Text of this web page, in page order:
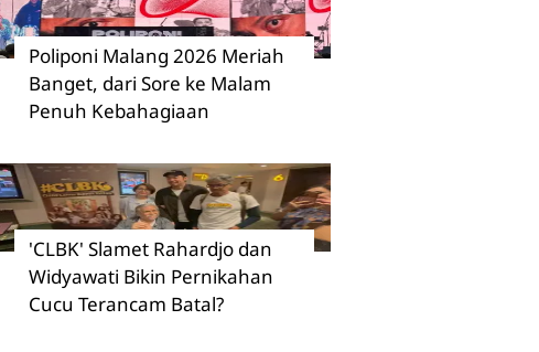
Poliponi Malang 2026 Meriah
Banget, dari Sore ke Malam
Penuh Kebahagiaan
'CLBK' Slamet Rahardjo dan
Widyawati Bikin Pernikahan
Cucu Terancam Batal?